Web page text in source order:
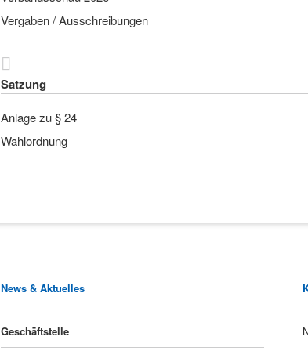
Vergaben / Ausschreibungen
Satzung
Anlage zu § 24
Wahlordnung
News & Aktuelles
Geschäftstelle